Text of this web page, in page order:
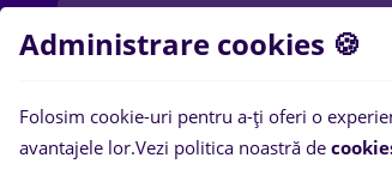
Filtre
Administrare cookies 🍪
Folosim cookie-uri pentru a-ți oferi o
avantajele lor.Vezi politica noastră de